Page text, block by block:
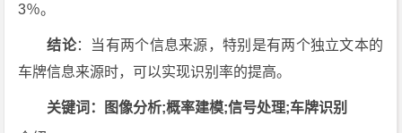
3％。
结论：当有两个信息来源，特别是有两个独立文本的
车牌信息来源时，可以实现识别率的提高。
关键词：图像分析;概率建模;信号处理;车牌识别